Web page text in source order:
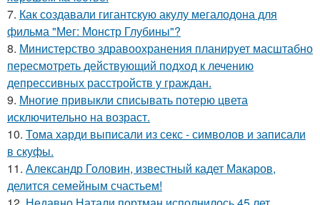
7. Как создавали гигантскую акулу мегалодона для
фильма "Мег: Монстр Глубины"?
8. Министерство здравоохранения планирует масштабно
пересмотреть действующий подход к лечению
депрессивных расстройств у граждан.
9. Многие привыкли списывать потерю цвета
исключительно на возраст.
10. Тома харди выписали из секс - символов и записали
в скуфы.
11. Александр Головин, известный кадет Макаров,
делится семейным счастьем!